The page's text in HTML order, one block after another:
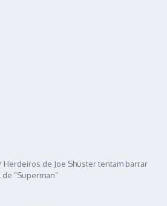
Herdeiros de Joe Shuster tentam barrar
“Superman”